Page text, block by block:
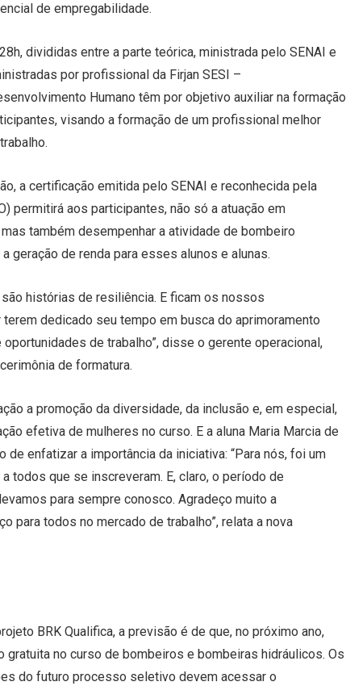
de empregabilidade.
divididas entre a parte teórica, ministrada pelo SENAI e
por profissional da Firjan SESI –
Humano têm por objetivo auxiliar na formação
visando a formação de um profissional melhor
a certificação emitida pelo SENAI e reconhecida pela
permitirá aos participantes, não só a atuação em
também desempenhar a atividade de bombeiro
geração de renda para esses alunos e alunas.
histórias de resiliência. E ficam os nossos
dedicado seu tempo em busca do aprimoramento
de trabalho”, disse o gerente operacional,
de formatura.
a promoção da diversidade, da inclusão e, em especial,
efetiva de mulheres no curso. E a aluna Maria Marcia de
enfatizar a importância da iniciativa: “Para nós, foi um
que se inscreveram. E, claro, o período de
para sempre conosco. Agradeço muito a
para todos no mercado de trabalho”, relata a nova
BRK Qualifica, a previsão é de que, no próximo ano,
gratuita no curso de bombeiros e bombeiras hidráulicos. Os
do futuro processo seletivo devem acessar o